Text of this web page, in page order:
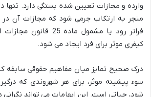
وارده و مجازات تعیین شده بستگی دارد.
منجر به ارتکاب جرمی شود که مجازات آن در
فراتر رود یا مشمول ماده
کیفری موثر برای فرد ایجاد می شود.
درک صحیح تمایز میان مفاهیم حقوقی سابقه
سوء پیشینه موثر، برای هر شهروندی که
شود، حیاتی است. این ابهامات می تواند